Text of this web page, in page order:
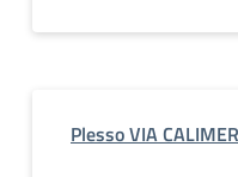
Plesso VIA